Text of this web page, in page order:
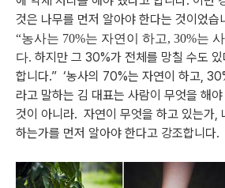
것은 나무를 먼저 알아야 한다는 것이었습
“농사는 70%는 자연이 하고, 30%는
다. 하지만 그 30%가 전체를 망칠 수도
합니다.” ‘농사의 70%는 자연이 하고,
라고 말하는 김 대표는 사람이 무엇을 해
것이 아니라. 자연이 무엇을 하고 있는가,
하는가를 먼저 알아야 한다고 강조합니다.